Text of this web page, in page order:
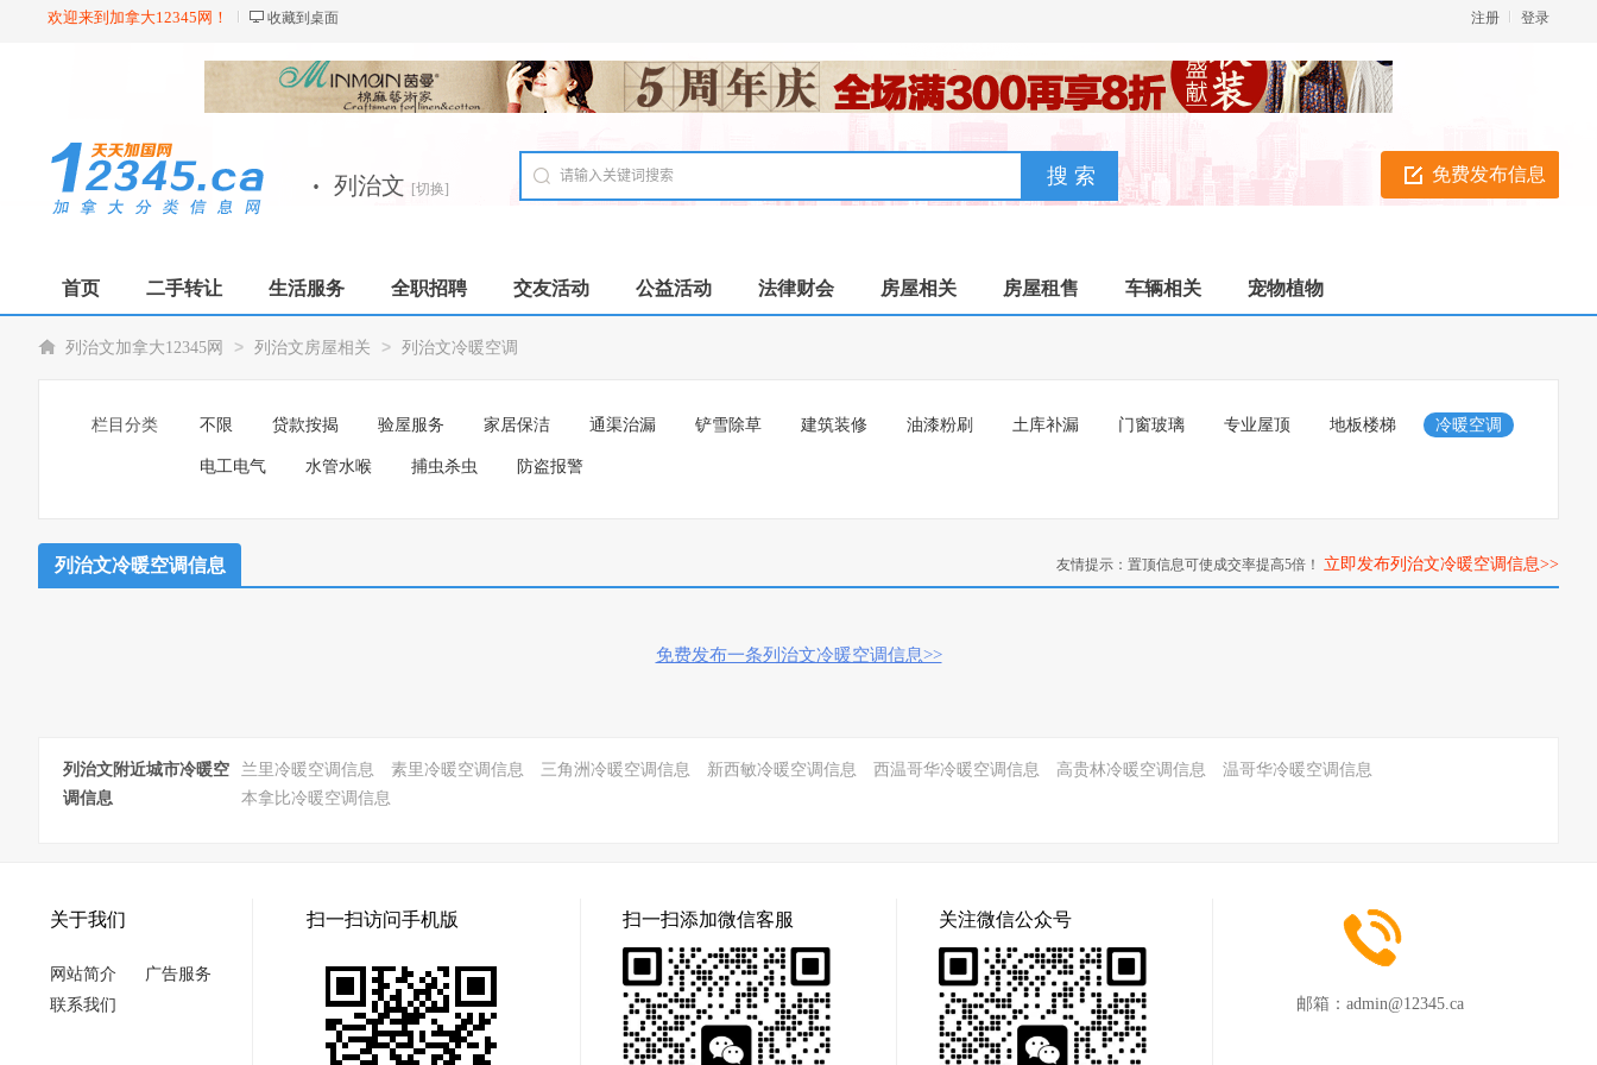
欢迎来到加拿大12345网！ 收藏到桌面 登录
注册
免费发布信息
· 列治文 [切换]
首页 二手转让 生活服务 全职招聘 交友活动 公益活动 法律财会 房屋相关 房屋租售 车辆相关 宠物植物
列治文加拿大12345网 > 列治文房屋相关 > 列治文冷暖空调
栏目分类 不限 贷款按揭 验屋服务 家居保洁 通渠治漏 铲雪除草 建筑装修 油漆粉刷 土库补漏 门窗玻璃 专业屋顶 地板楼梯 冷暖空调
电工电气 水管水喉 捕虫杀虫 防盗报警
列治文冷暖空调信息 友情提示：置顶信息可使成交率提高5倍！ 立即发布列治文冷暖空调信息>>
免费发布一条列治文冷暖空调信息>>
列治文附近城市冷暖空
调信息
兰里冷暖空调信息 素里冷暖空调信息 三角洲冷暖空调信息 新西敏冷暖空调信息 西温哥华冷暖空调信息 高贵林冷暖空调信息
温哥华冷暖空调信息
本拿比冷暖空调信息
关于我们
网站简介
广告服务
联系我们
扫一扫访问手机版 扫一扫添加微信客服 关注微信公众号
邮箱： admin@12345.ca